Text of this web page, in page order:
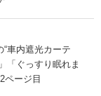
車内遮光カーテ
「ぐっすり眠れま
ページ目